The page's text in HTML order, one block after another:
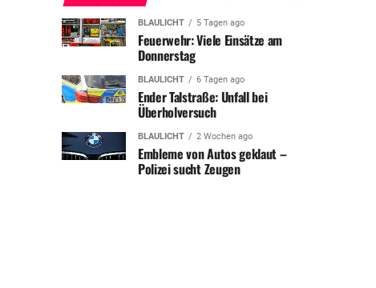
BLAULICHT 5 Tagen ago
Feuerwehr: Viele Einsätze am
Donnerstag
BLAULICHT 6 Tagen ago
Ender Talstraße: Unfall bei
Überholversuch
BLAULICHT 2 Wochen ago
Embleme von Autos geklaut –
Polizei sucht Zeugen